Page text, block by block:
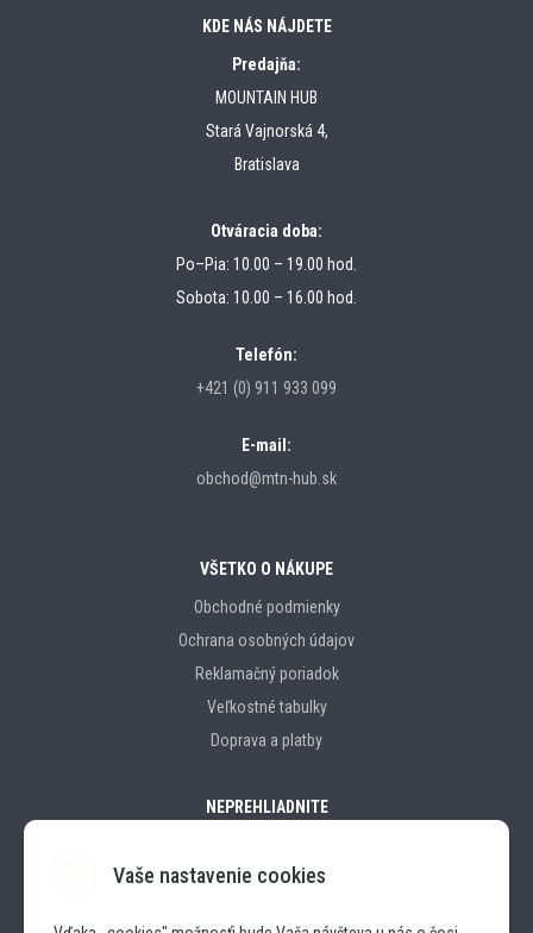
Vaše nastavenie cookies
KDE NÁS NÁJDETE
Predajňa:
MOUNTAIN HUB
Stará Vajnorská 4,
Bratislava
Otváracia doba:
Po–Pia: 10.00 – 19.00 hod.
Sobota: 10.00 – 16.00 hod.
Telefón:
+421 (0) 911 933 099
E-mail:
obchod@mtn-hub.sk
VŠETKO O NÁKUPE
Obchodné podmienky
Ochrana osobných údajov
Reklamačný poriadok
Veľkostné tabulky
Doprava a platby
NEPREHLIADNITE